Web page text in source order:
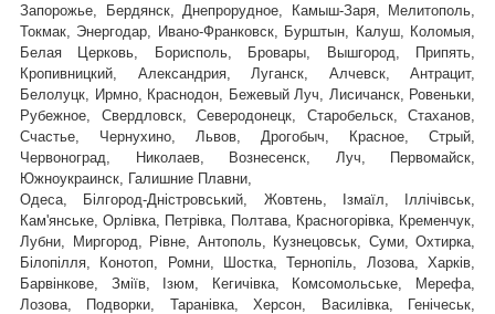
Запорожье, Бердянск, Днепрорудное, Камыш-Заря, Мелитополь,
Токмак, Энергодар, Ивано-Франковск, Бурштын, Калуш, Коломыя,
Белая Церковь, Борисполь, Бровары, Вышгород, Припять,
Кропивницкий, Александрия, Луганск, Алчевск, Антрацит,
Белолуцк, Ирмно, Краснодон, Бежевый Луч, Лисичанск, Ровеньки,
Рубежное, Свердловск, Северодонецк, Старобельск, Стаханов,
Счастье, Чернухино, Львов, Дрогобыч, Красное, Стрый,
Червоноград,
Николаев, Вознесенск, Луч, Первомайск,
Южноукраинск, Галишние Плавни,
Одеса, Білгород-Дністровський, Жовтень, Ізмаїл, Іллічівськ,
Кам'янське, Орлівка, Петрівка, Полтава, Красногорівка, Кременчук,
Лубни, Миргород, Рівне, Антополь, Кузнецовськ, Суми, Охтирка,
Білопілля, Конотоп, Ромни, Шостка, Тернопіль, Лозова, Харків,
Барвінкове, Зміїв, Ізюм, Кегичівка, Комсомольське, Мерефа,
Лозова, Подворки, Таранівка, Херсон, Василівка, Генічеськ,